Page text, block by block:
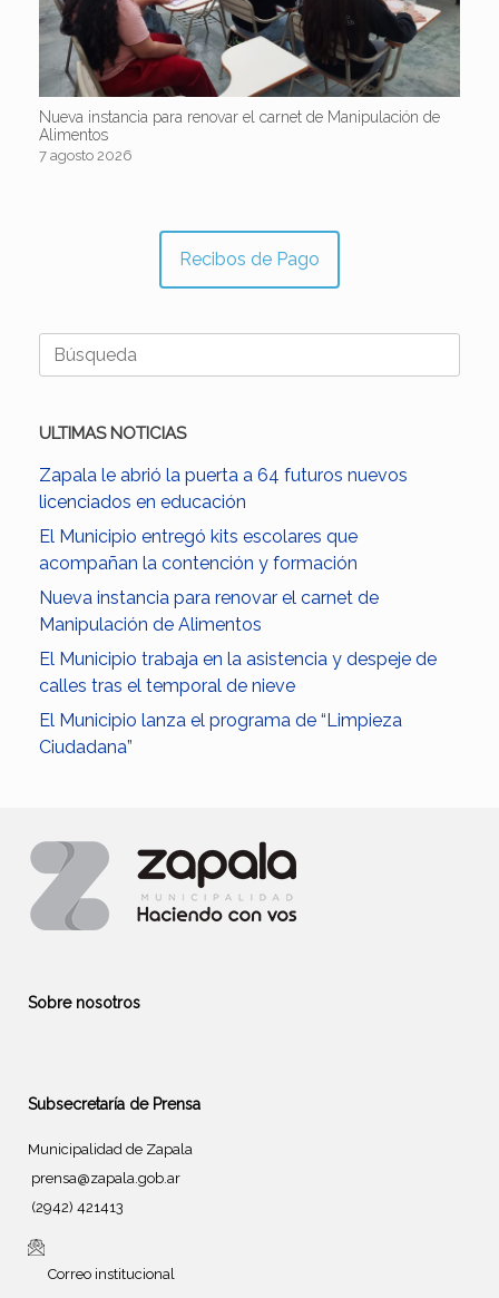
Nueva instancia para renovar el carnet de Manipulación de
Alimentos
7 agosto 2026
Recibos de Pago
Buscar:
ULTIMAS NOTICIAS
Zapala le abrió la puerta a 64 futuros nuevos
licenciados en educación
El Municipio entregó kits escolares que
acompañan la contención y formación
Nueva instancia para renovar el carnet de
Manipulación de Alimentos
El Municipio trabaja en la asistencia y despeje de
calles tras el temporal de nieve
El Municipio lanza el programa de “Limpieza
Ciudadana”
Sobre nosotros
Subsecretaría de Prensa
Municipalidad de Zapala
prensa@zapala.gob.ar
(2942) 421413
Correo institucional